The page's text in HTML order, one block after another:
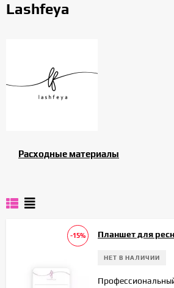
Lashfeya
Расходные материалы
-15% Планшет для
НЕТ В НАЛИЧИИ